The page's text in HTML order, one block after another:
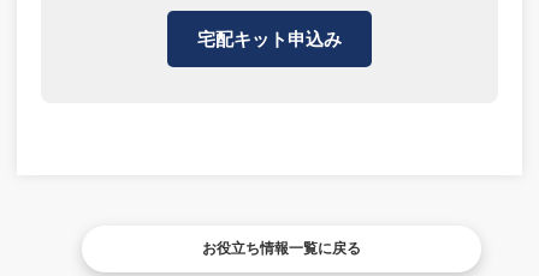
宅配キット申込み
お役立ち情報一覧に戻る